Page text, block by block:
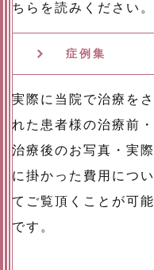
ちらを読みください。
症例集
実際に当院で治療をさ
れた患者様の治療前・
治療後のお写真・実際
に掛かった費用につい
てご覧頂くことが可能
です。